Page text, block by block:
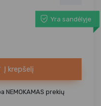
Yra sandėlyje
Į krepšelį
NEMOKAMAS prekių